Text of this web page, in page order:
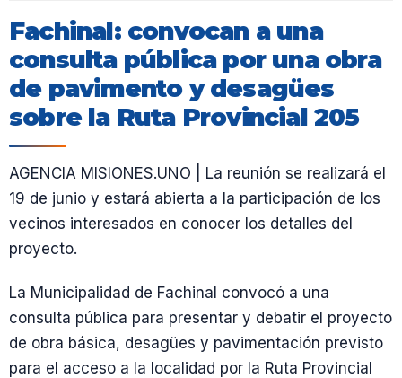
Fachinal: convocan a una
consulta pública por una obra
de pavimento y desagües
sobre la Ruta Provincial 205
AGENCIA MISIONES.UNO | La reunión se realizará el
19 de junio y estará abierta a la participación de los
vecinos interesados en conocer los detalles del
proyecto.
La Municipalidad de Fachinal convocó a una
consulta pública para presentar y debatir el proyecto
de obra básica, desagües y pavimentación previsto
para el acceso a la localidad por la Ruta Provincial